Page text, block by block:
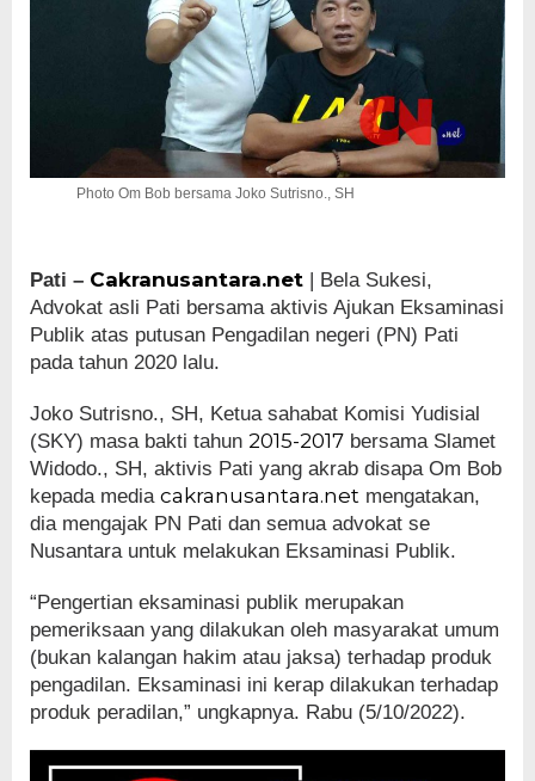
Photo Om Bob bersama Joko Sutrisno., SH
Pati – Cakranusantara.net
| Bela Sukesi,
Advokat asli Pati bersama aktivis Ajukan Eksaminasi
Publik atas putusan Pengadilan negeri (PN) Pati
pada tahun 2020 lalu.
Joko Sutrisno., SH, Ketua sahabat Komisi Yudisial
(SKY) masa bakti tahun 2015-2017 bersama Slamet
Widodo., SH, aktivis Pati yang akrab disapa Om Bob
kepada media cakranusantara.net mengatakan,
dia mengajak PN Pati dan semua advokat se
Nusantara untuk melakukan Eksaminasi Publik.
“Pengertian eksaminasi publik merupakan
pemeriksaan yang dilakukan oleh masyarakat umum
(bukan kalangan hakim atau jaksa) terhadap produk
pengadilan. Eksaminasi ini kerap dilakukan terhadap
produk peradilan,” ungkapnya. Rabu (5/10/2022).